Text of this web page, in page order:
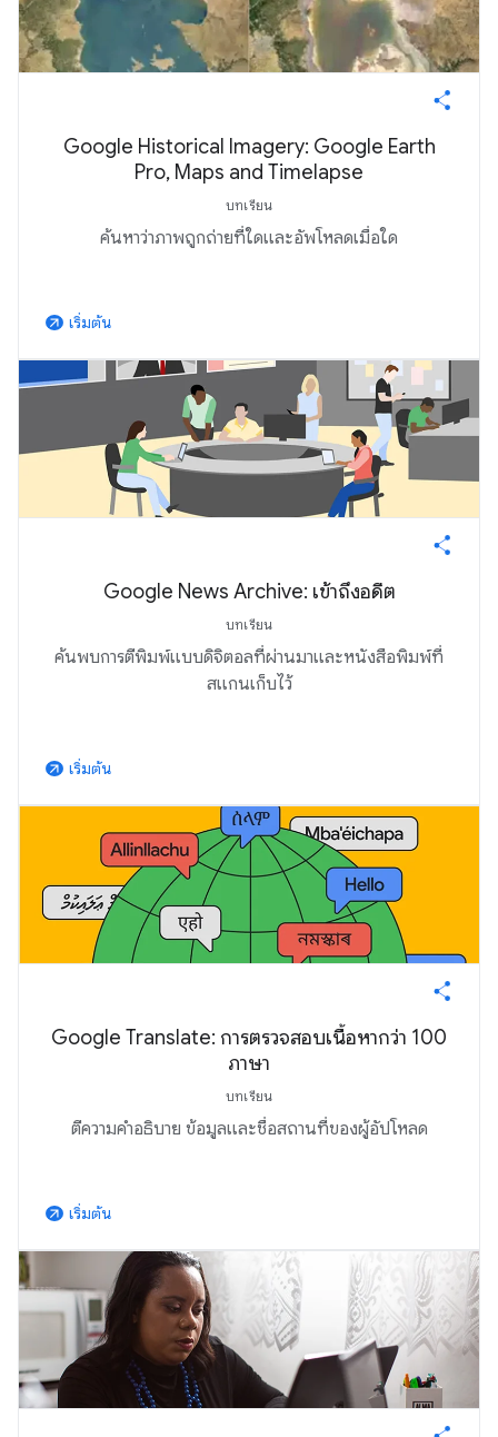
Google Historical Imagery: Google Earth
Pro, Maps and Timelapse
บทเรียน
ค้นหาว่าภาพถูกถ่ายที่ใดและอัพโหลดเมื่อใด
arrow_outward เริ่มต้น
Google News Archive: เข้าถึงอดีต
บทเรียน
ค้นพบการตีพิมพ์แบบดิจิตอลที่ผ่านมาและหนังสือพิมพ์ที่
สแกนเก็บไว้
arrow_outward เริ่มต้น
Google Translate: การตรวจสอบเนื้อหากว่า 100
ภาษา
บทเรียน
ตีความคำอธิบาย ข้อมูลและชื่อสถานที่ของผู้อัปโหลด
arrow_outward เริ่มต้น